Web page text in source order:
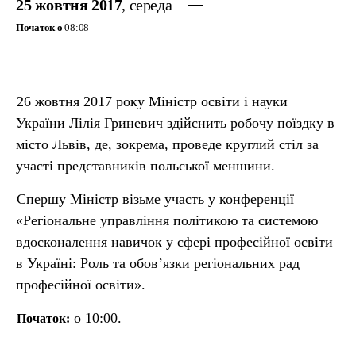
25 жовтня 2017, середа
Початок о 08:08
26 жовтня 2017 року Міністр освіти і науки
України Лілія Гриневич здійснить робочу поїздку в
місто Львів, де, зокрема, проведе круглий стіл за
участі представників польської меншини.
Спершу Міністр візьме участь у конференції
«Регіональне управління політикою та системою
вдосконалення навичок у сфері професійної освіти
в Україні: Роль та обов’язки регіональних рад
професійної освіти».
Початок: о 10:00.